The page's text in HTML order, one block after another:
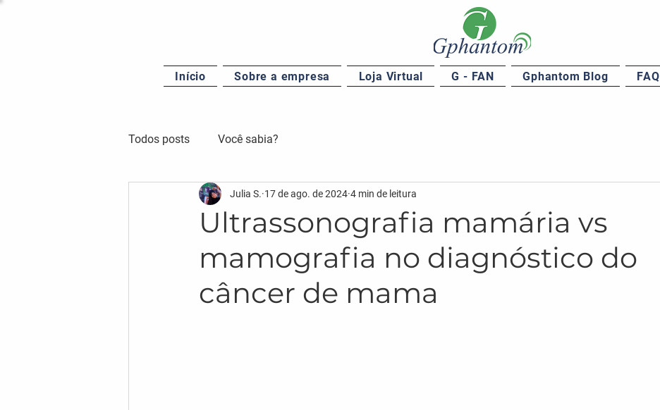
Início Sobre a empresa Loja Virtual G - FAN Gphantom Blog FAQ
Todos posts Você sabia?
Ultrassonografia mamária vs
mamografia no diagnóstico do
câncer de mama
Julia S. 17 de ago. de 2024 4 min de leitura